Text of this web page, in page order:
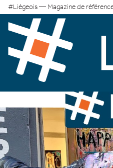
#Liégeois — Magazine de